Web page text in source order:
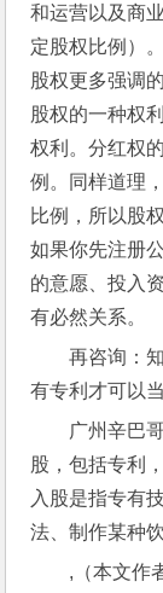
和运营以及商
定股权比例）
股权更多强调
股权的一种权
权利。分红权
例。同样道理
比例，所以股
如果你先注册
的意愿、投入
有必然关系。
再咨询：
有专利才可以
广州辛巴
股，包括专利
入股是指专有
法、制作某种
,（本文作